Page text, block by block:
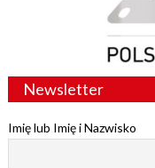
Newsletter
Imię lub Imię i Nazwisko